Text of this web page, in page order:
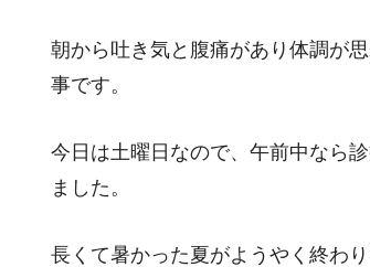
朝から吐き気と腹痛があり体調が
事です。
今日は土曜日なので、午前中なら
ました。
長くて暑かった夏がようやく終わ